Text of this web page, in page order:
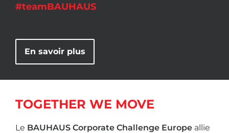
#teamBAUHAUS
En savoir plus
TOGETHER WE MOVE
Le BAUHAUS Corporate Challenge Europeallie